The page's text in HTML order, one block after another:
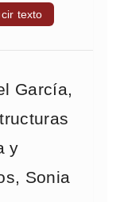
texto
García,
y
Sonia